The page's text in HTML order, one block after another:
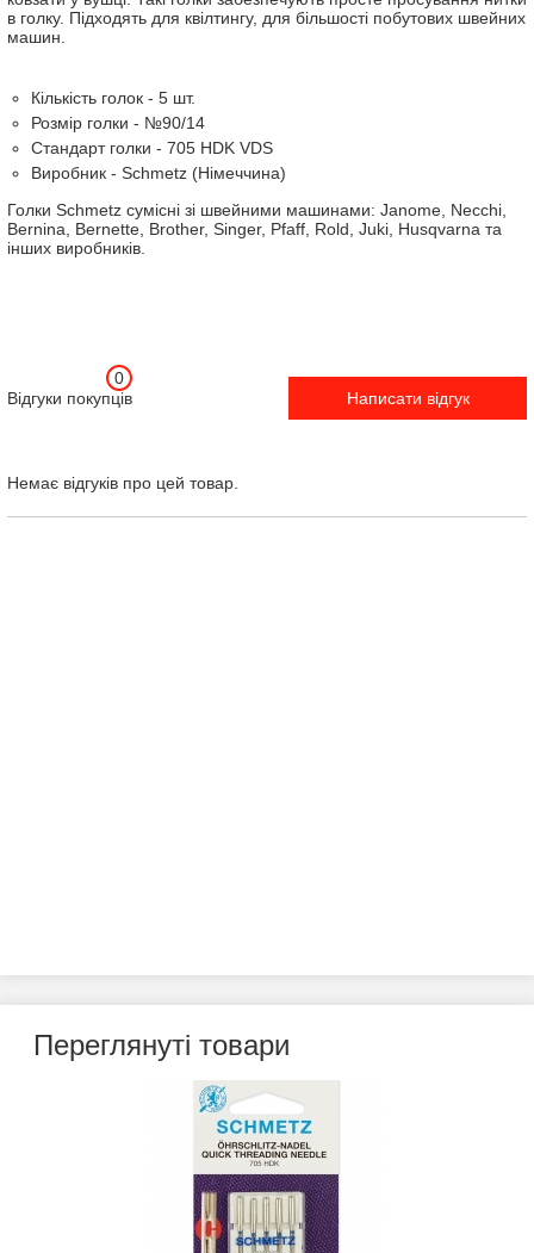
в голку. Підходять для квілтингу, для більшості побутових швейних
машин.
Кількість голок - 5 шт.
Розмір голки - №90/14
Стандарт голки - 705 HDK VDS
Виробник - Schmetz (Німеччина)
Голки Schmetz сумісні зі швейними машинами: Janome, Necchi,
Bernina, Bernette, Brother, Singer, Pfaff, Rold, Juki, Husqvarna та
інших виробників.
Відгуки покупців
0
Написати відгук
Немає відгуків про цей товар.
Переглянуті товари